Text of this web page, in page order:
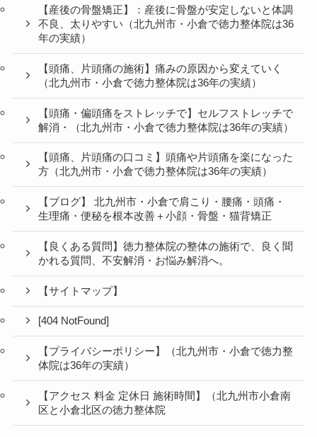
【小顔矯正の口コミ】小顔矯正をされて口コミを投稿
された方の声と評判（北九州市・小倉で徳力整体院は
36年の実績）
【骨盤矯正】骨盤を整えて代謝をあげる、浮腫みや脂
肪を減らす（北九州市小倉南区と小倉北区）
【産後の骨盤矯正】：産後に骨盤が安定しないと体調
不良、太りやすい（北九州市・小倉で徳力整体院は36
年の実績）
【頭痛、片頭痛の施術】痛みの原因から変えていく
（北九州市・小倉で徳力整体院は36年の実績）
【頭痛・偏頭痛をストレッチで】セルフストレッチで
解消・（北九州市・小倉で徳力整体院は36年の実績）
【頭痛、片頭痛の口コミ】頭痛や片頭痛を楽になった
方（北九州市・小倉で徳力整体院は36年の実績）
【ブログ】 北九州市・小倉で肩こり・腰痛・頭痛・
【良くある質問】徳力整体院の整体の施術で、良く聞
【サイトマップ】